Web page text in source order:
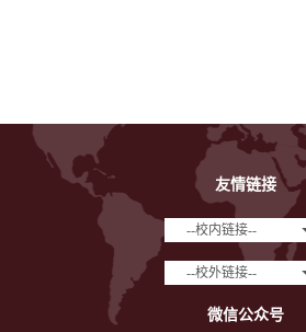
友情链接
--校内链接--
--校外链接--
微信公众号